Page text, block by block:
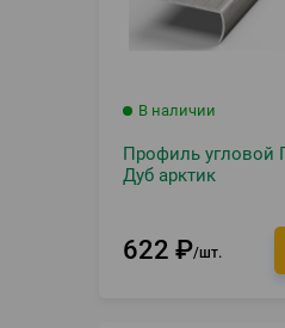
В наличии
Профиль угловой
Дуб арктик
622 ₽ шт.